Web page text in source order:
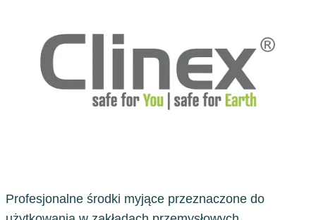
Profesjonalne środki myjące przeznaczone do